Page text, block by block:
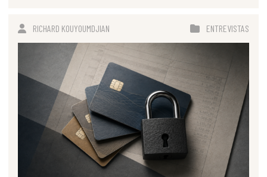
RICHARD KOUYOUMDJIAN ENTREVISTAS